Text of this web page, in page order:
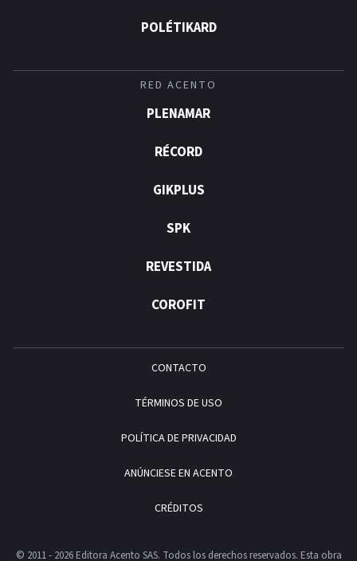
POLÉTIKARD
RED ACENTO
PLENAMAR
RÉCORD
GIKPLUS
SPK
REVESTIDA
COROFIT
CONTACTO
TÉRMINOS DE USO
POLÍTICA DE PRIVACIDAD
ANÚNCIESE EN ACENTO
CRÉDITOS
© 2011 - 2026 Editora Acento SAS. Todos los derechos reservados. Esta obra